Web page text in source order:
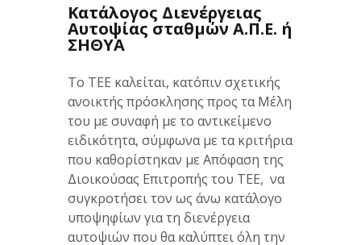
Κατάλογος Διενέργειας
Αυτοψίας σταθμών Α.Π.Ε. ή
ΣΗΘΥΑ
Το ΤΕΕ καλείται, κατόπιν σχετικής
ανοικτής πρόσκλησης προς τα Μέλη
του με συναφή με το αντικείμενο
ειδικότητα, σύμφωνα με τα κριτήρια
που καθορίστηκαν με Απόφαση της
Διοικούσας Επιτροπής του ΤΕΕ, να
συγκροτήσει τον ως άνω κατάλογο
υποψηφίων για τη διενέργεια
αυτοψιών που θα καλύπτει όλη την